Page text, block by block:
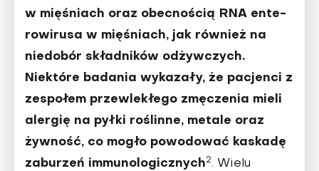
w mięśniach oraz obecnością RNA ente­
rowirusa w mięśniach, jak również na
niedobór skład­ników odżywczych.
Niektóre badania wykazały, że pacjenci z
zespołem przewlekłego zmęczenia mieli
alergię na pyłki roślinne, metale oraz
żywność, co mogło powodo­wać kaskadę
zaburzeń immu­nologicznych2. Wielu